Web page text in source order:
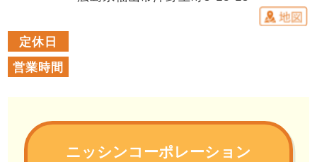
定休日
営業時間
ニッシンコーポレーション